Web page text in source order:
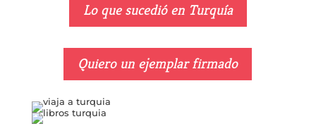
Lo que sucedió en Turquía
Quiero un ejemplar firmado